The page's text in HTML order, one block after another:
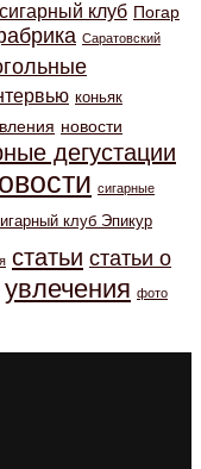
клуб Погар
Саратовский
коньяк
новости
дегустации
сигарные
клуб Эпикур
статьи статьи о
увлечения фото